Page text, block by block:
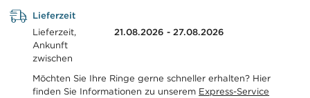
Lieferzeit
Lieferzeit,
Ankunft
zwischen
21.08.2026 - 27.08.2026
Möchten Sie Ihre Ringe gerne schneller erhalten? Hier
finden Sie Informationen zu unserem Express-Service